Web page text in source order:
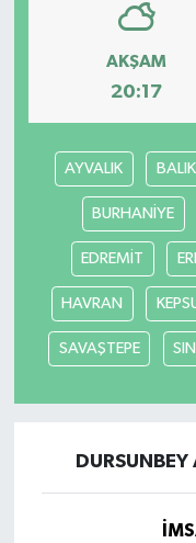
AKŞAM
20:17
AYVALIK
BURHANİYE
EDREMİT
HAVRAN
SAVAŞTEPE